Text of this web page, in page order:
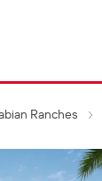
Ranches